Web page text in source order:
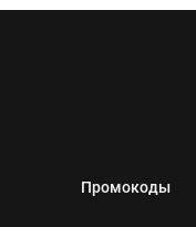
Промокоды